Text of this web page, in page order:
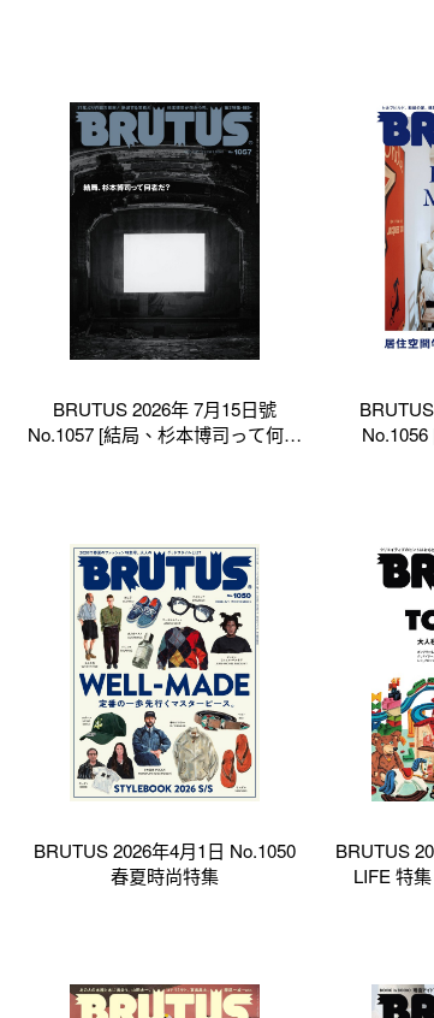
BRUTUS 2026年 7月15日號
No.1057 [結局、杉本博司って何者
BRUTUS 2026年4月1日 No.1050
春夏時尚特集
BRUTUS
LIFE 特